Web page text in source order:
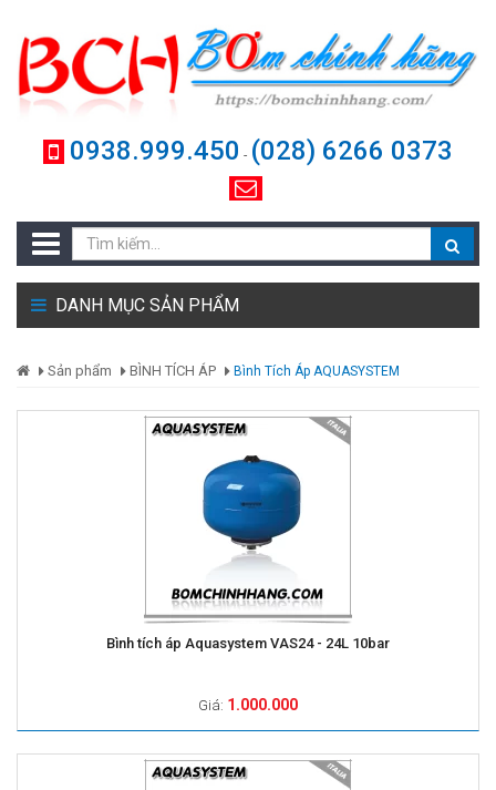
0938.999.450 - (028) 6266 0373
DANH MỤC SẢN PHẨM
Sản phẩm BÌNH TÍCH ÁP Bình Tích Áp AQUASYSTEM
Bình tích áp Aquasystem VAS24 - 24L 10bar
Giá: 1.000.000